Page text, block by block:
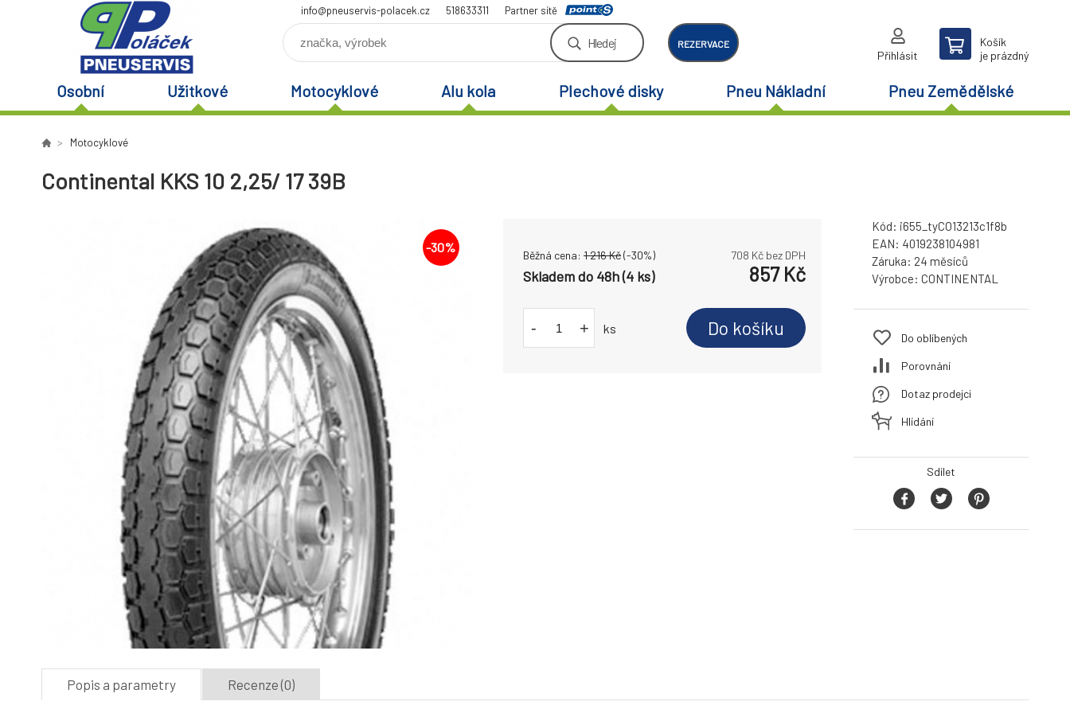
info@pneuservis-polacek.cz 518633311 Partner sítě
Hledej REZERVACE
Přihlásit
Košík
je prázdný
Osobní Užitkové Motocyklové Alu kola Plechové disky Pneu Nákladní Pneu Zemědělské
Motocyklové
Continental KKS 10 2,25/ 17 39B
-30%
Běžná cena: 1 216Kč(-30%) 708 Kč bez DPH
Skladem do 48h (4 ks) 857Kč
- + ks Do košíku
Kód: i655_tyCO13213c1f8b
EAN: 4019238104981
Záruka: 24 měsíců
Výrobce: CONTINENTAL
Do oblíbených
Porovnání
Dotaz prodejci
Hlídání
Sdílet
Popis a parametry Recenze (0)